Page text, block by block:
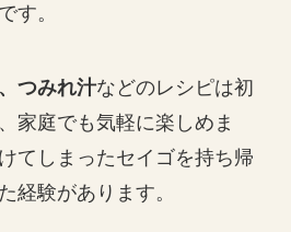
す。
つみれ汁などのレシピは初
家庭でも気軽に楽しめま
てしまったセイゴを持ち帰
経験があります。